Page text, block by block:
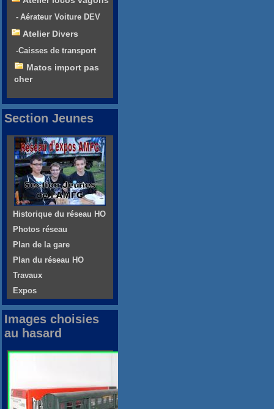
- Aérateur Voiture DEV
Atelier Divers
-Caisses de transport
Matos import pas
cher
Section Jeunes
Historique du réseau HO
Photos réseau
Plan de la gare
Plan du réseau HO
Travaux
Expos
Images choisies
au hasard